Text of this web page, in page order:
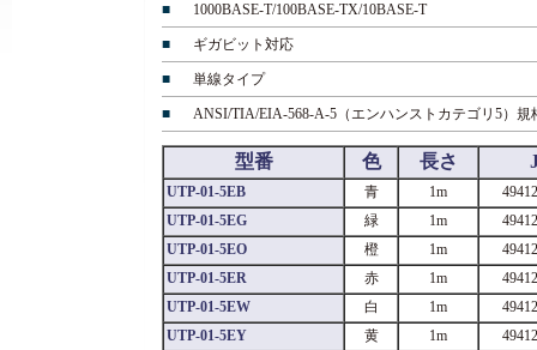
■ 1000BASE-T/100BASE-TX/10BASE-T
■ ギガビット対応
■ 単線タイプ
■ ANSI/TIA/EIA-568-A-5（エンハンストカテゴリ5）規
型番 色 長さ
UTP-01-5EB 青 1m
UTP-01-5EG
緑 1m
UTP-01-5EO
橙 1m
UTP-01-5ER
赤 1m
UTP-01-5EW
白 1m
UTP-01-5EY
黄 1m